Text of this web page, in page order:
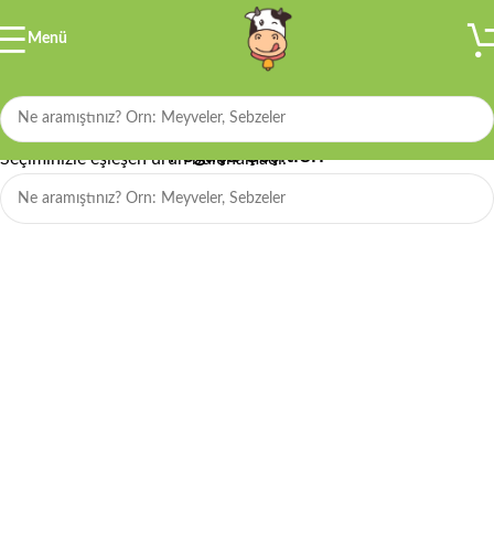
Menü
Poğaça Çeşitleri
Seçiminizle eşleşen ürün bulunamadı.